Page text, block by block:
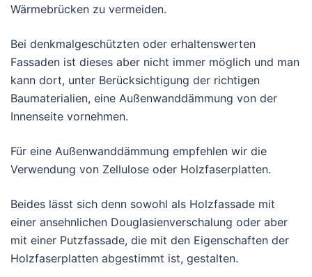
Wärmebrücken zu vermeiden.
Bei denkmalgeschützten oder erhaltenswerten
Fassaden ist dieses aber nicht immer möglich und man
kann dort, unter Berücksichtigung der richtigen
Baumaterialien, eine Außenwanddämmung von der
Innenseite vornehmen.
Für eine Außenwanddämmung empfehlen wir die
Verwendung von Zellulose oder Holzfaserplatten.
Beides lässt sich denn sowohl als Holzfassade mit
einer ansehnlichen Douglasienverschalung oder aber
mit einer Putzfassade, die mit den Eigenschaften der
Holzfaserplatten abgestimmt ist, gestalten.